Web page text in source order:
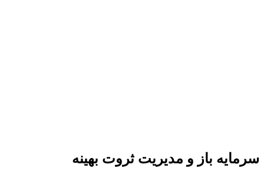
سرمایه‌ باز و مدیریت ثروت بهینه